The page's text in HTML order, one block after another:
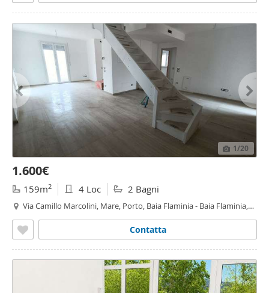
1/20
1.600€
159m2 4 Loc 2 Bagni
Via Camillo Marcolini, Mare, Porto, Baia Flaminia - Baia Flaminia,
Contatta